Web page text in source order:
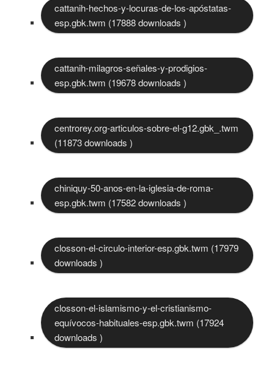
cattanih-hechos-y-locuras-de-los-apóstatas-
esp.gbk.twm (17888 downloads )
cattanih-milagros-señales-y-prodigios-
esp.gbk.twm (19678 downloads )
centrorey.org-articulos-sobre-el-g12.gbk_.twm
(11873 downloads )
chiniquy-50-anos-en-la-iglesia-de-roma-
esp.gbk.twm (17582 downloads )
closson-el-circulo-interior-esp.gbk.twm (17979
downloads )
closson-el-islamismo-y-el-cristianismo-
equívocos-habituales-esp.gbk.twm (17924
downloads )